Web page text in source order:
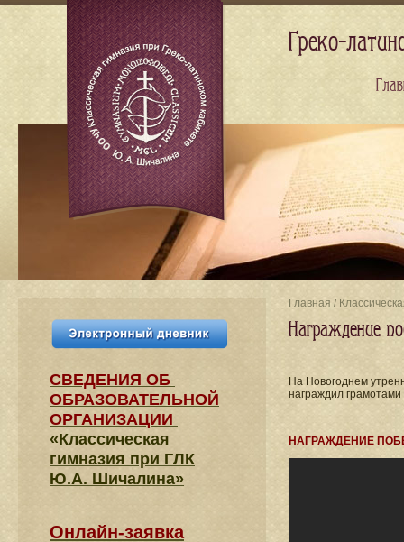
Главная /
Награждение
На Новогоднем
награждил
НАГРАЖДЕНИЕ
СВЕДЕНИЯ​ ОБ
ОБРАЗОВАТЕЛЬНОЙ
ОРГАНИЗАЦИИ
«Классическая
гимназия при ГЛК
Ю.А. Шичалина»
Онлайн-заявка
Греко-